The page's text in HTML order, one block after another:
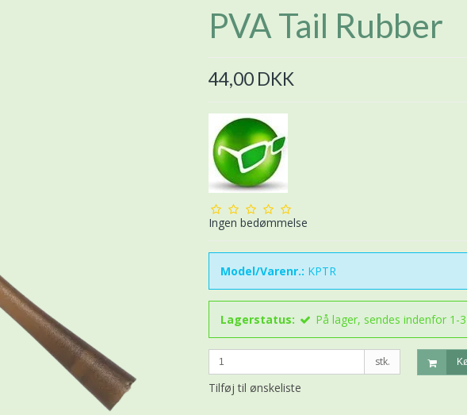
PVA Tail Rubber
44,00 DKK
Ingen bedømmelse
Model/Varenr.: KPTR
Lagerstatus: På lager, sendes indenfor 1-
stk.
Tilføj til ønskeliste